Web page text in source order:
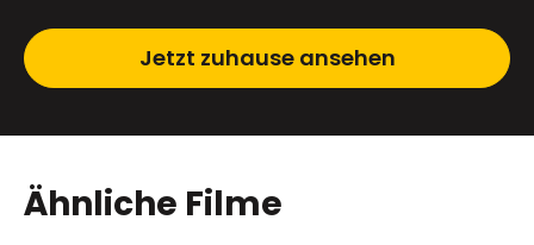
Jetzt zuhause ansehen
Ähnliche Filme